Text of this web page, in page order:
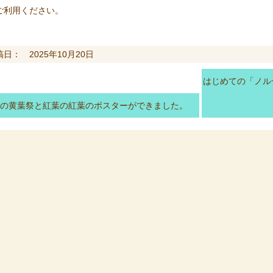
利用ください。
日： 2025年10月20日
黄葉祭と紅葉の紅葉のポスターができました。
はじめての「ノ